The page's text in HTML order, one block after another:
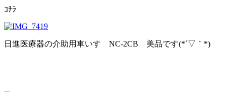
ｺﾁﾗ
日進医療器の介助用車いす NC-2CB 美品です(*´▽｀*)